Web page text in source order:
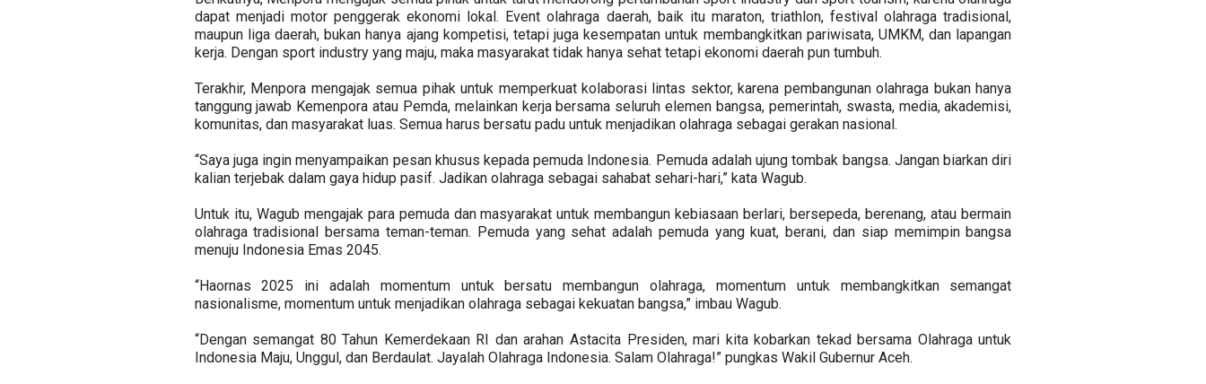
dapat menjadi motor penggerak ekonomi lokal. Event olahraga daerah, baik itu maraton, triathlon, festival olahraga tradisional,
maupun liga daerah, bukan hanya ajang kompetisi, tetapi juga kesempatan untuk membangkitkan pariwisata, UMKM, dan lapangan
kerja. Dengan sport industry yang maju, maka masyarakat tidak hanya sehat tetapi ekonomi daerah pun tumbuh.
Terakhir, Menpora mengajak semua pihak untuk memperkuat kolaborasi lintas sektor, karena pembangunan olahraga bukan hanya
tanggung jawab Kemenpora atau Pemda, melainkan kerja bersama seluruh elemen bangsa, pemerintah, swasta, media, akademisi,
komunitas, dan masyarakat luas. Semua harus bersatu padu untuk menjadikan olahraga sebagai gerakan nasional.
“Saya juga ingin menyampaikan pesan khusus kepada pemuda Indonesia. Pemuda adalah ujung tombak bangsa. Jangan biarkan diri
kalian terjebak dalam gaya hidup pasif. Jadikan olahraga sebagai sahabat sehari-hari,” kata Wagub.
Untuk itu, Wagub mengajak para pemuda dan masyarakat untuk membangun kebiasaan berlari, bersepeda, berenang, atau bermain
olahraga tradisional bersama teman-teman. Pemuda yang sehat adalah pemuda yang kuat, berani, dan siap memimpin bangsa
menuju Indonesia Emas 2045.
“Haornas 2025 ini adalah momentum untuk bersatu membangun olahraga, momentum untuk membangkitkan semangat
nasionalisme, momentum untuk menjadikan olahraga sebagai kekuatan bangsa,” imbau Wagub.
“Dengan semangat 80 Tahun Kemerdekaan RI dan arahan Astacita Presiden, mari kita kobarkan tekad bersama Olahraga untuk
Indonesia Maju, Unggul, dan Berdaulat. Jayalah Olahraga Indonesia. Salam Olahraga!” pungkas Wakil Gubernur Aceh.